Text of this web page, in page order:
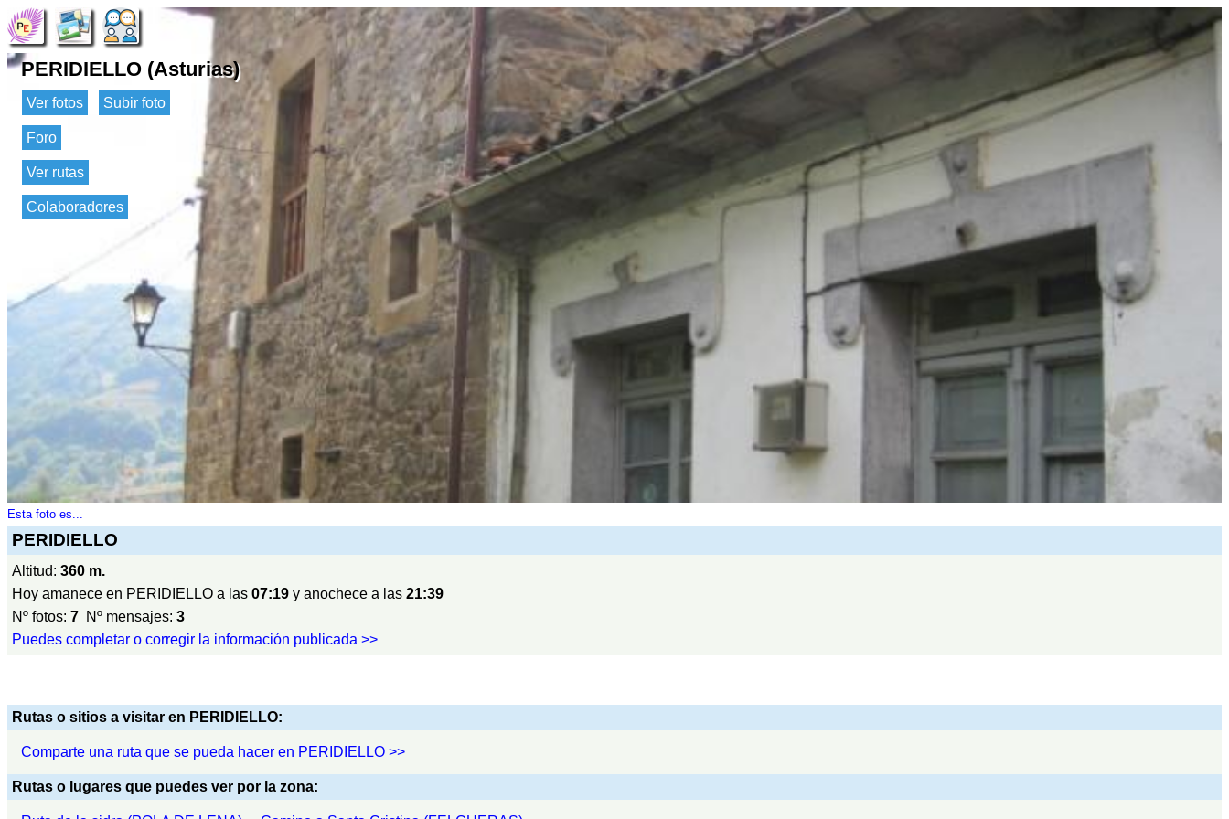
PERIDIELLO (Asturias)
Ver fotos Subir foto
Foro
Ver rutas
Colaboradores
Esta foto es...
PERIDIELLO
Altitud: 360 m.
Hoy amanece en PERIDIELLO a las 07:19 y anochece a las 21:39
Nº fotos: 7 Nº mensajes: 3
Puedes completar o corregir la información publicada >>
Rutas o sitios a visitar en PERIDIELLO:
Comparte una ruta que se pueda hacer en PERIDIELLO >>
Rutas o lugares que puedes ver por la zona: